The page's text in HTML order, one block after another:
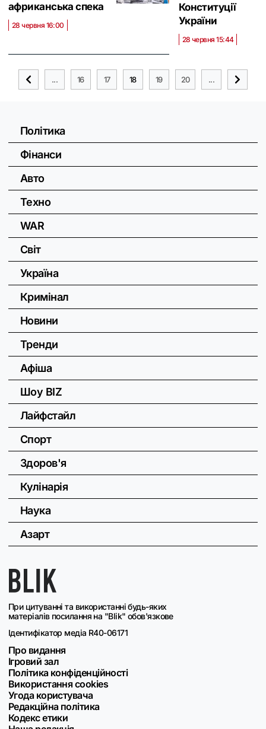
африканська спека
28 червня 16:00
Конституції
України
28 червня 15:44
... 16 17 18 19 20 ...
При цитуванні та використанні будь-яких
матеріалів посилання на "Blik" обов'язкове
Ідентифікатор медіа R40-06171
Про видання
Ігровий зал
Політика конфіденційності
Використання cookies
Угода користувача
Редакційна політика
Кодекс етики
Політика
Фінанси
Авто
Техно
WAR
Світ
Україна
Кримінал
Новини
Тренди
Афіша
Шоу BIZ
Лайфстайл
Спорт
Здоров'я
Кулінарія
Наука
Азарт